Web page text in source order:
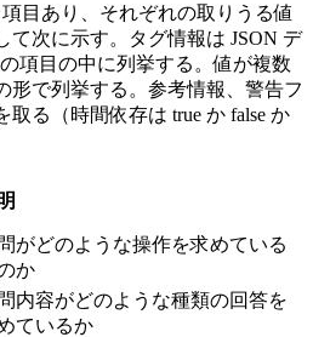
目あり、それぞれの取りうる値
て次に示す。タグ情報は JSON デ
項目の中に列挙する。値が複数
形で列挙する。参考情報、警告フ
る（時間依存は true か false か
がどのような操作を求めている
か
内容がどのような種類の回答を
ているか